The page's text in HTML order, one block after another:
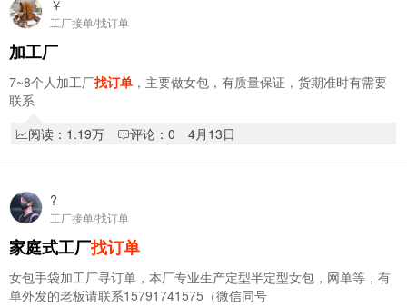
￥
工厂接单/找订单
加工厂
7~8个人加工厂找订单 ，主要做女包，有质量保证，货期准时有需要
联系
阅读：1.19万
评论：0 4月13日
?
工厂接单/找订单
家庭式工厂找订单
女包手袋加工厂寻订单，本厂专业生产定型半定型女包，网单等，有
单外发的老板请联系15791741575（微信同号